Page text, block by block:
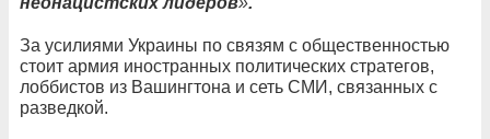
За усилиями Украины по связям с общественностью
стоит армия иностранных политических стратегов,
лоббистов из Вашингтона и сеть СМИ, связанных с
разведкой.